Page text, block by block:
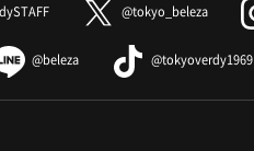
@tokyo_beleza
@beleza @tokyoverdy1969